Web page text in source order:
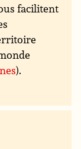
facilitent
).